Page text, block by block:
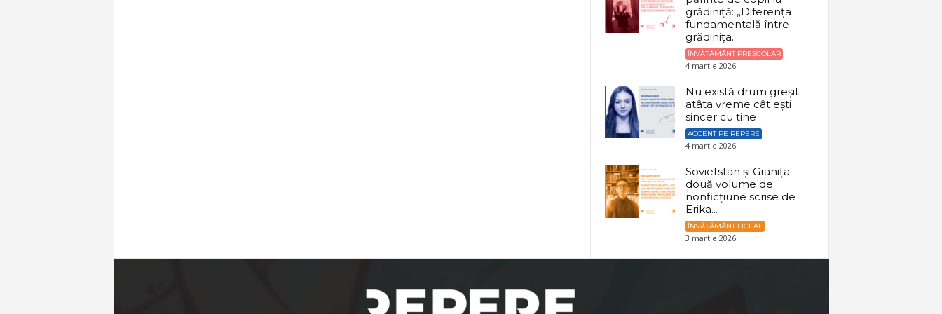
grădiniță: „Diferența
fundamentală între
grădinița...
ÎNVĂȚĂMÂNT PREȘCOLAR
4 martie 2026
Nu există drum greșit
atâta vreme cât ești
sincer cu tine
ACCENT PE REPERE
4 martie 2026
Sovietstan și Granița –
două volume de
nonficțiune scrise de
Erika...
ÎNVĂȚĂMÂNT LICEAL
3 martie 2026